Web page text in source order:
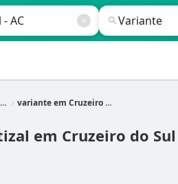
variante em Cruzeiro do Sul - AC
em Cruzeiro do Sul